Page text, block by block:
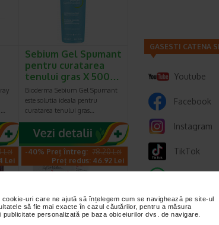
uri care ne ajută să înțelegem cum se navighează pe site-ul
să fie mai exacte în cazul căutărilor, pentru a măsura
personalizată pe baza obiceiurilor dvs. de navigare.
Sebium Gel Spumant
pentru curatarea
tenului gras X 500…
Bioderma Sebium Gel Spumant
este solutia ideala pentru
curatarea tenului gras…
Lei
Lei
-40% Preț întreg: 78.20 Lei
Preț redus: 46.92 Lei
GASESTI CATENA
Youtube
Facebook
Instagram
TikTok
CALCULATOARE